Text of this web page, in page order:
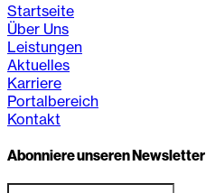
Startseite
Über Uns
Leistungen
Aktuelles
Karriere
Portalbereich
Kontakt
Abonniere unseren Newsletter